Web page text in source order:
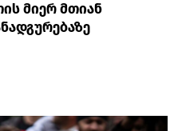
მიერ მთიან